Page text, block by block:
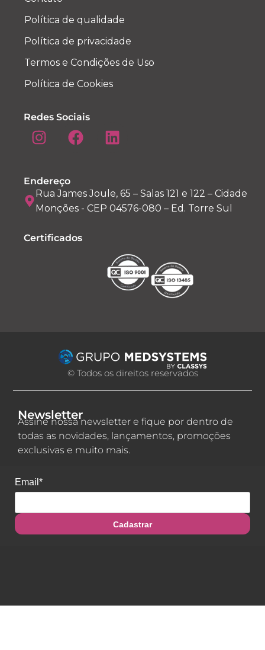
Política de qualidade
Política de privacidade
Termos e Condições de Uso
Política de Cookies
Redes Sociais
Endereço
Rua James Joule, 65 – Salas 121 e 122 – Cidade
Monções - CEP 04576-080 – Ed. Torre Sul
Certificados
© Todos os direitos reservados
Newsletter
Assine nossa newsletter e fique por dentro de
todas as novidades, lançamentos, promoções
exclusivas e muito mais.
Email*
Cadastrar